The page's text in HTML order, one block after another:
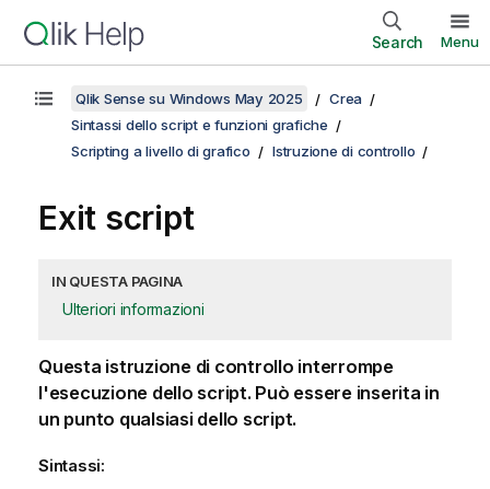
Search Menu
Qlik Sense su Windows May 2025
Crea
Sintassi dello script e funzioni grafiche
Scripting a livello di grafico
Istruzione di controllo
Exit script
IN QUESTA PAGINA
Ulteriori informazioni
Questa istruzione di controllo interrompe
l'esecuzione dello script. Può essere inserita in
un punto qualsiasi dello script.
Sintassi: